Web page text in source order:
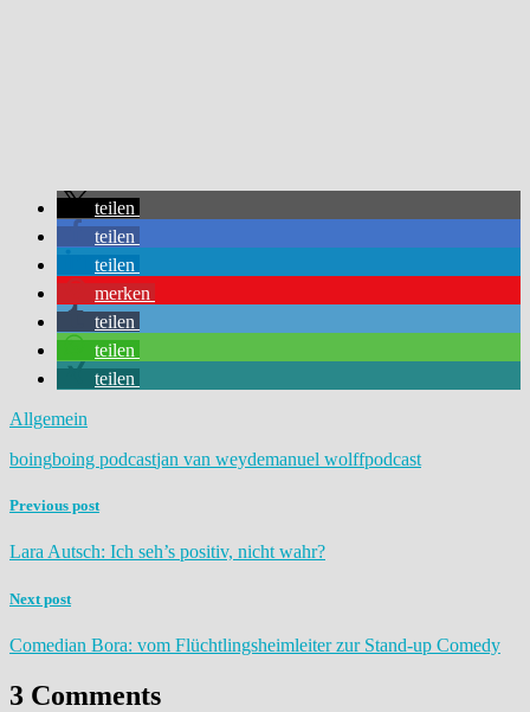
teilen
teilen
teilen
merken
teilen
teilen
teilen
Allgemein
boingboing podcastjan van weydemanuel wolffpodcast
Previous post
Lara Autsch: Ich seh’s positiv, nicht wahr?
Next post
Comedian Bora: vom Flüchtlingsheimleiter zur Stand-up Comedy
3 Comments